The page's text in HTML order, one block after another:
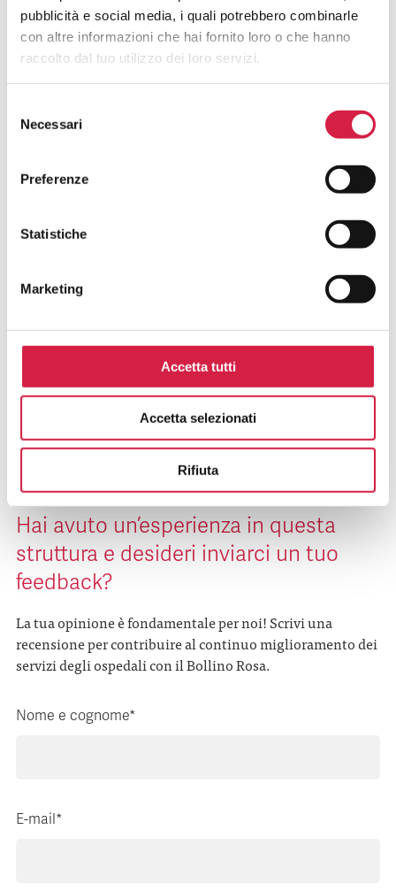
pubblicità e social media, i quali potrebbero combinarle
con altre informazioni che hai fornito loro o che hanno
raccolto dal tuo utilizzo dei loro servizi.
delNecessari
Preferenze
Statistiche
Marketing
Accetta tutti
Accetta selezionati
Rifiuta
FAQ SUGLI OSPEDALI BOLLINO
ROSA
Cosa Sono Gli Ospedali Bollino Rosa?
Come Viene Assegnato Il Bollino
Come Riconosco Un Ospedale Bollino
Quali Sono I Vantaggi Per La
Popolazione?
Hai avuto un’esperienza in questa
struttura e desideri inviarci un tuo
feedback?
La tua opinione è fondamentale per noi! Scrivi una
recensione per contribuire al continuo miglioramento dei
servizi degli ospedali con il Bollino Rosa.
Nome e cognome*
E-mail*